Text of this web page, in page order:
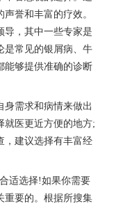
誉和丰富的疗效。
导，其中一些专家是
是常见的银屑病、牛
能够提供准确的诊断
需求和病情来做出
就医更近方便的地方;
，建议选择有丰富经
适选择!如果你需要
重要的。根据所搜集